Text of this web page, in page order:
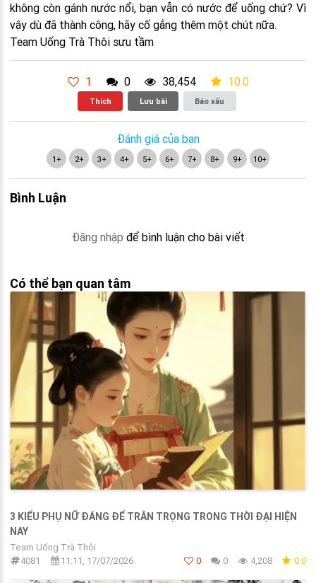
không còn gánh nước nổi, bạn vẫn có nước để uống chứ? Vì
vậy dù đã thành công, hãy cố gắng thêm một chút nữa.
Team Uống Trà Thôi sưu tầm
1 0 38,454 10.0
Thích Lưu bài Báo xấu
Đánh giá của bạn
1+ 2+ 3+ 4+ 5+ 6+ 7+ 8+ 9+ 10+
Bình Luận
Đăng nhập để bình luận cho bài viết
Có thể bạn quan tâm
3 KIỂU PHỤ NỮ ĐÁNG ĐỂ TRÂN TRỌNG TRONG THỜI ĐẠI HIỆN
NAY
Team Uống Trà Thôi
4081
11:11, 17/07/2026 0 0 4,208 0.0